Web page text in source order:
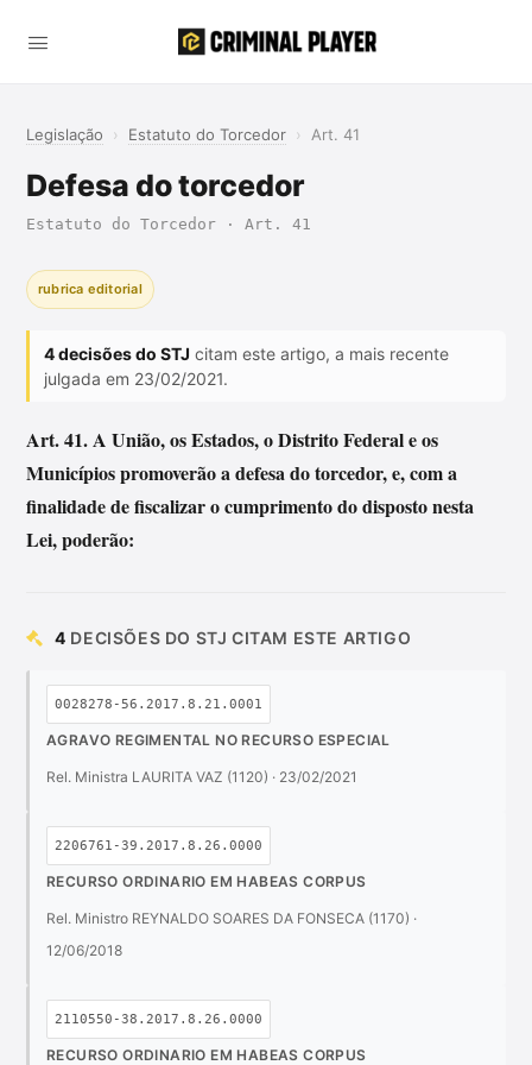
Legislação › Estatuto do Torcedor › Art. 41
Defesa do torcedor
Estatuto do Torcedor · Art. 41
rubrica editorial
4 decisões do STJ citam este artigo, a mais recente
julgada em 23/02/2021.
Art. 41. A União, os Estados, o Distrito Federal e os
Municípios promoverão a defesa do torcedor, e, com a
finalidade de fiscalizar o cumprimento do disposto nesta
Lei, poderão:
4 DECISÕES DO STJ CITAM ESTE ARTIGO
0028278-56.2017.8.21.0001
AGRAVO REGIMENTAL NO RECURSO ESPECIAL
Rel. Ministra LAURITA VAZ (1120) · 23/02/2021
2206761-39.2017.8.26.0000
RECURSO ORDINARIO EM HABEAS CORPUS
Rel. Ministro REYNALDO SOARES DA FONSECA (1170) ·
12/06/2018
2110550-38.2017.8.26.0000
RECURSO ORDINARIO EM HABEAS CORPUS